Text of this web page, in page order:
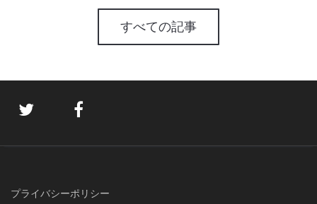
すべての記事
プライバシーポリシー